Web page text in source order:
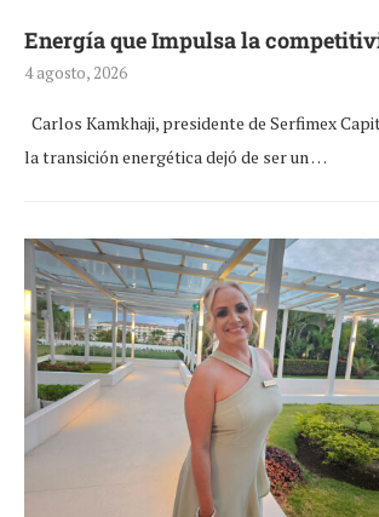
Energía que Impulsa la
4 agosto, 2026
Carlos Kamkhaji, presidente de Serfimex
la transición energética dejó de ser un …